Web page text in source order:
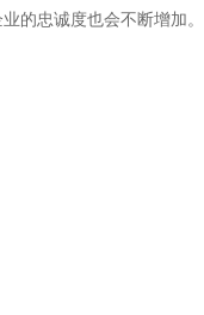
的忠诚度也会不断增加。